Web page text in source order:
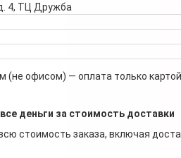
4, ТЦ Дружба
офисом) — оплата только картой.
деньги за стоимость доставки
стоимость заказа, включая